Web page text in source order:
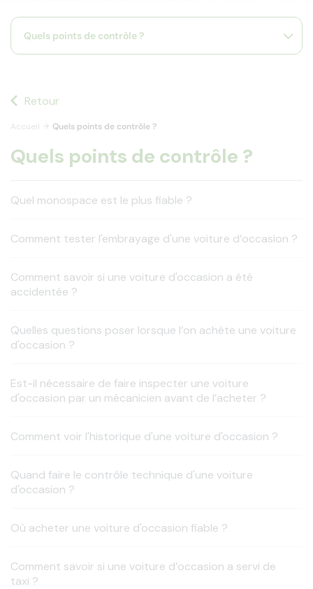
Quels points de contrôle ?
Retour
Accueil Quels points de contrôle ?
Quels points de contrôle ?
Quel monospace est le plus fiable ?
Comment tester l'embrayage d'une voiture d’occasion ?
Comment savoir si une voiture d'occasion a été
accidentée ?
Quelles questions poser lorsque l’on achète une voiture
d'occasion ?
Est-il nécessaire de faire inspecter une voiture
d'occasion par un mécanicien avant de l’acheter ?
Comment voir l'historique d'une voiture d'occasion ?
Quand faire le contrôle technique d'une voiture
d'occasion ?
Où acheter une voiture d'occasion fiable ?
Comment savoir si une voiture d’occasion a servi de
taxi ?